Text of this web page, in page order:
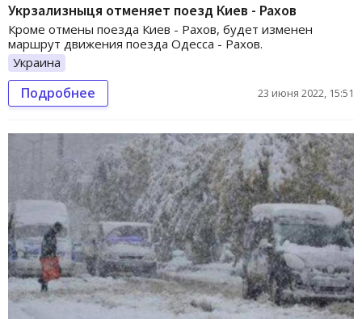
Укрзализныця отменяет поезд Киев - Рахов
Кроме отмены поезда Киев - Рахов, будет изменен
маршрут движения поезда Одесса - Рахов.
Украина
Подробнее 23 июня 2022, 15:51